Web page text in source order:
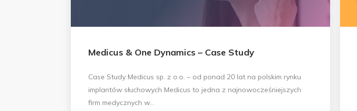
Medicus & One Dynamics – Case Study
Case Study Medicus sp. z o.o. – od ponad 20 lat na polskim rynku
implantów słuchowych Medicus to jedna z najnowocześniejszych
firm medycznych w...